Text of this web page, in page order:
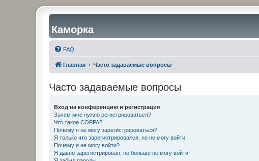
Каморка
FAQ
Главная Часто задаваемые вопросы
Часто задаваемые вопросы
Вход на конференцию и регистрация
Зачем мне нужно регистрироваться?
Что такое COPPA?
Почему я не могу зарегистрироваться?
Я только что зарегистрировался, но не могу войти!
Почему я не могу войти?
Я давно зарегистрирован, но больше не могу войти!